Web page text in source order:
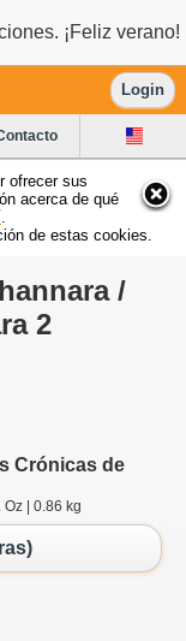
¡Feliz verano!
Login
ofrecer sus
acerca de qué
de estas cookies.
/
2
Crónicas de
| 0.86 kg